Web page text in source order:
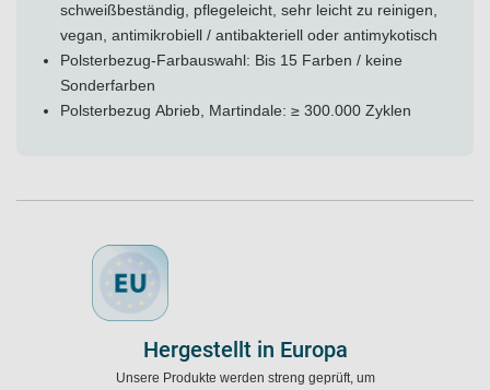
schweißbeständig, pflegeleicht, sehr leicht zu reinigen,
vegan, antimikrobiell / antibakteriell oder antimykotisch
Polsterbezug-Farbauswahl: Bis 15 Farben / keine
Sonderfarben
Polsterbezug Abrieb, Martindale: ≥ 300.000 Zyklen
Hergestellt in Europa
Unsere Produkte werden streng geprüft, um